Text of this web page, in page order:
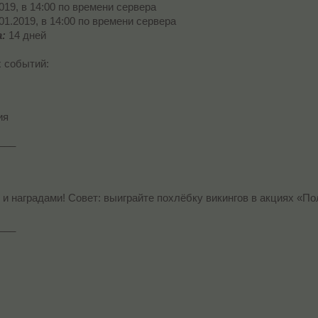
в 14:00 по времени сервера
в 14:00 по времени сервера
14 дней
событий:
наградами! Совет: выиграйте похлёбку викингов в акциях